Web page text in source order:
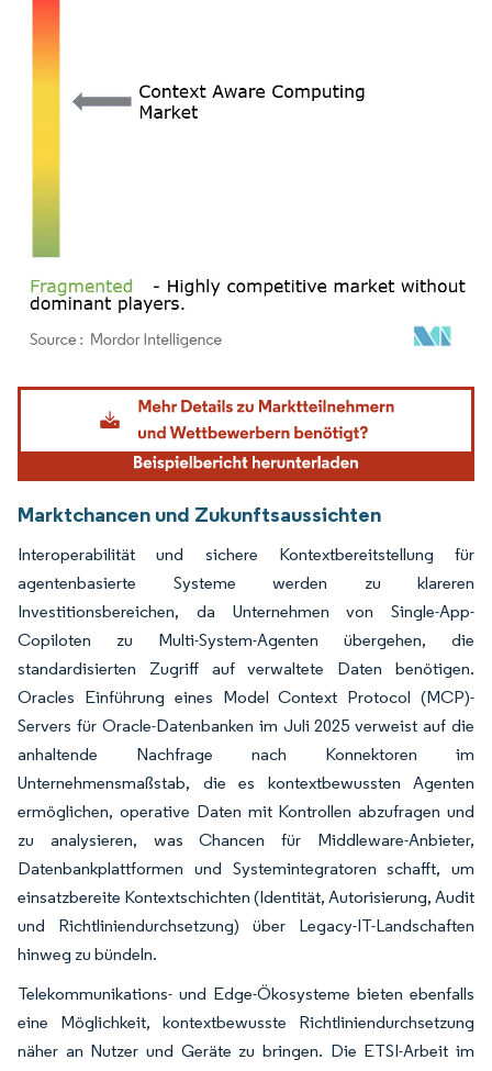
Bild © Mordor Intelligence. Wiederverwendung erfordert Namensnennung gemäß
Marktchancen und Zukunftsaussichten
Interoperabilität und sichere Kontextbereitstellung für
agentenbasierte Systeme werden zu klareren
Investitionsbereichen, da Unternehmen von Single-App-
Copiloten zu Multi-System-Agenten übergehen, die
standardisierten Zugriff auf verwaltete Daten benötigen.
Oracles Einführung eines Model Context Protocol (MCP)-
Servers für Oracle-Datenbanken im Juli 2025 verweist auf die
anhaltende Nachfrage nach Konnektoren im
Unternehmensmaßstab, die es kontextbewussten Agenten
ermöglichen, operative Daten mit Kontrollen abzufragen und
zu analysieren, was Chancen für Middleware-Anbieter,
Datenbankplattformen und Systemintegratoren schafft, um
einsatzbereite Kontextschichten (Identität, Autorisierung, Audit
und Richtliniendurchsetzung) über Legacy-IT-Landschaften
hinweg zu bündeln.
Telekommunikations- und Edge-Ökosysteme bieten ebenfalls
eine Möglichkeit, kontextbewusste Richtliniendurchsetzung
näher an Nutzer und Geräte zu bringen. Die ETSI-Arbeit im